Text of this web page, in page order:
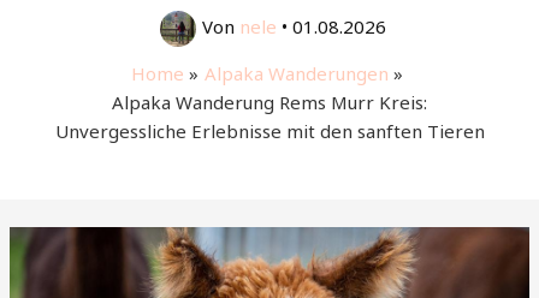
Von nele • 01.08.2026
Home
Alpaka Wanderungen
Alpaka Wanderung Rems Murr Kreis:
Unvergessliche Erlebnisse mit den sanften Tieren